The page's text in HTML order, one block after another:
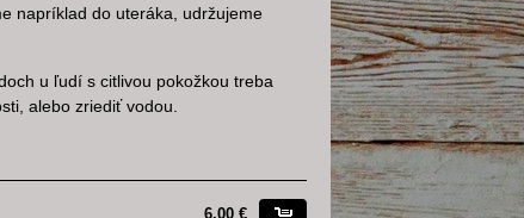
napríklad do uteráka, udržujeme
u ľudí s citlivou pokožkou treba
alebo zriediť vodou.
6,00 €